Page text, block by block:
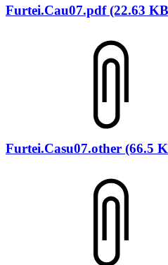
Furtei.Cau07.pdf (22.63
Furtei.Casu07.other (66.5